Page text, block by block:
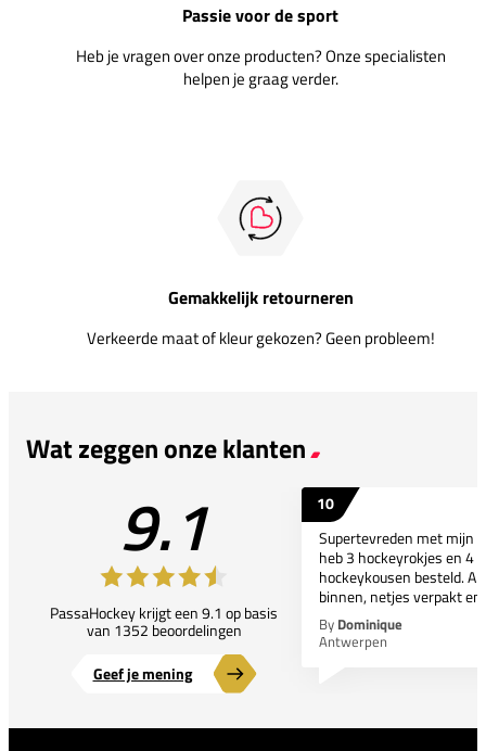
Passie voor de sport
Heb je vragen over onze producten? Onze specialisten
helpen je graag verder.
Gemakkelijk retourneren
Verkeerde maat of kleur gekozen? Geen probleem!
Wat zeggen onze klanten
9.1
PassaHockey krijgt een 9.1 op basis
van 1352 beoordelingen
Geef je mening
10
Supertevreden met mijn
heb 3 hockeyrokjes en 4
hockeykousen besteld.
binnen, netjes verpakt
By Dominique
Antwerpen